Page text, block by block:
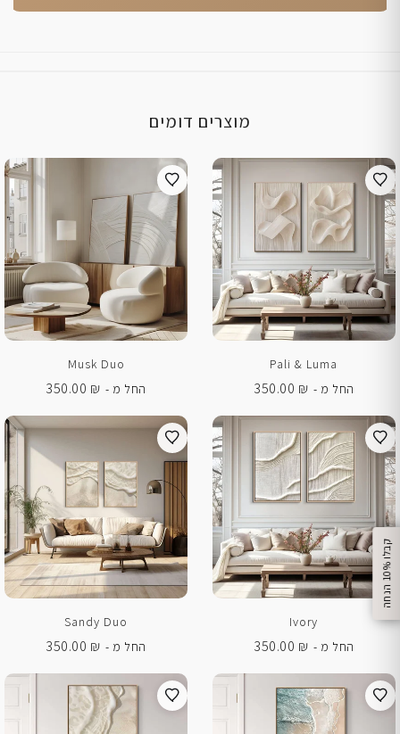
ק
ב
ל
ו
1
0
%
ה
נ
ח
ה
מוצרים דומים
Pali & Luma
החל מ -
350.00 ₪
Musk Duo
החל מ -
350.00 ₪
Ivory
החל מ -
350.00 ₪
Sandy Duo
החל מ -
350.00 ₪